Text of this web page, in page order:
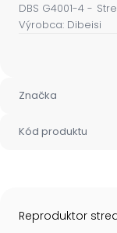
DBS G4001-4 -
Výrobca: Dibeisi
Značka
Kód produktu
Reproduktor